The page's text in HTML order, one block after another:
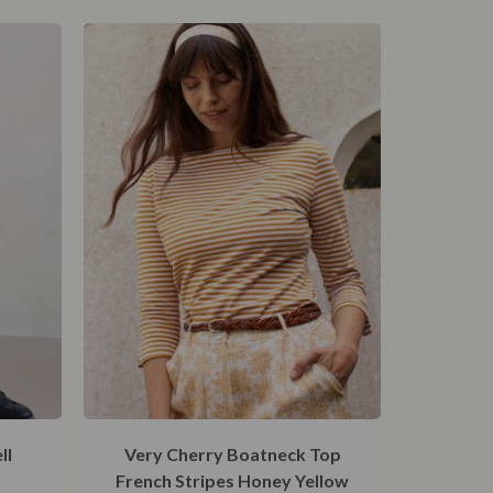
Very Cherry Boatneck Top
French Stripes Honey Yellow